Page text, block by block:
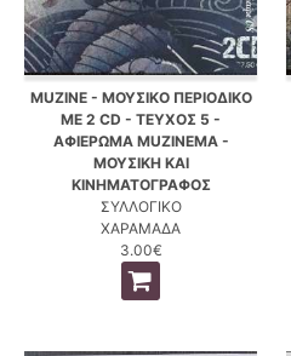
MUZINE - ΜΟΥΣΙΚΟ ΠΕΡΙΟΔΙΚΟ
ΜΕ 2 CD - ΤΕΥΧΟΣ 5 -
ΑΦΙΕΡΩΜΑ MUZINEMA -
ΜΟΥΣΙΚΗ ΚΑΙ
ΚΙΝΗΜΑΤΟΓΡΑΦΟΣ
ΣΥΛΛΟΓΙΚΟ
ΧΑΡΑΜΑΔΑ
3.00€